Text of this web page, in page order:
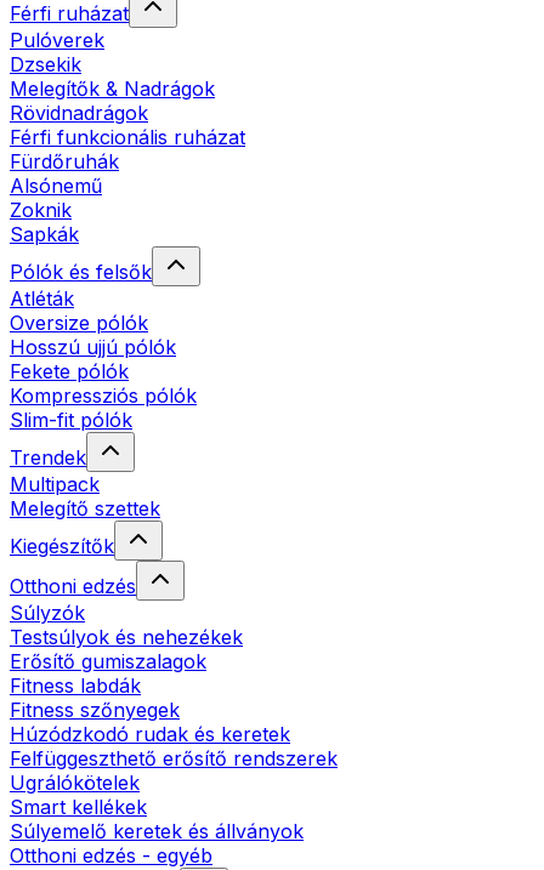
Férfi ruházat
Pulóverek
Dzsekik
Melegítők & Nadrágok
Rövidnadrágok
Férfi funkcionális ruházat
Fürdőruhák
Alsónemű
Zoknik
Sapkák
Pólók és felsők
Atléták
Oversize pólók
Hosszú ujjú pólók
Fekete pólók
Kompressziós pólók
Slim-fit pólók
Trendek
Multipack
Melegítő szettek
Kiegészítők
Otthoni edzés
Súlyzók
Testsúlyok és nehezékek
Erősítő gumiszalagok
Fitness labdák
Fitness szőnyegek
Húzódzkodó rudak és keretek
Felfüggeszthető erősítő rendszerek
Ugrálókötelek
Smart kellékek
Súlyemelő keretek és állványok
Otthoni edzés - egyéb